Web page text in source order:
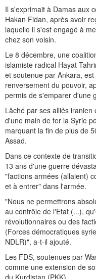
Il s'exprimait à Damas aux
Hakan Fidan, après avoir
laquelle il s'est engagé à
chez son voisin.
Le 8 décembre, une
islamiste radical Hayat
et soutenue par Ankara,
renversement du pouvoir,
permis de s'emparer d'une
Lâché par ses alliés
d'une main de fer la Syrie
marquant la fin de plus de
Assad.
Dans ce contexte de
13 ans d'une guerre
"factions armées (allaient)
et à entrer" dans l'armée.
"Nous ne permettrons
au contrôle de l'Etat (...),
révolutionnaires ou des
(Forces démocratiques
NDLR)", a-t-il ajouté.
Les FDS, soutenues par
comme une extension de